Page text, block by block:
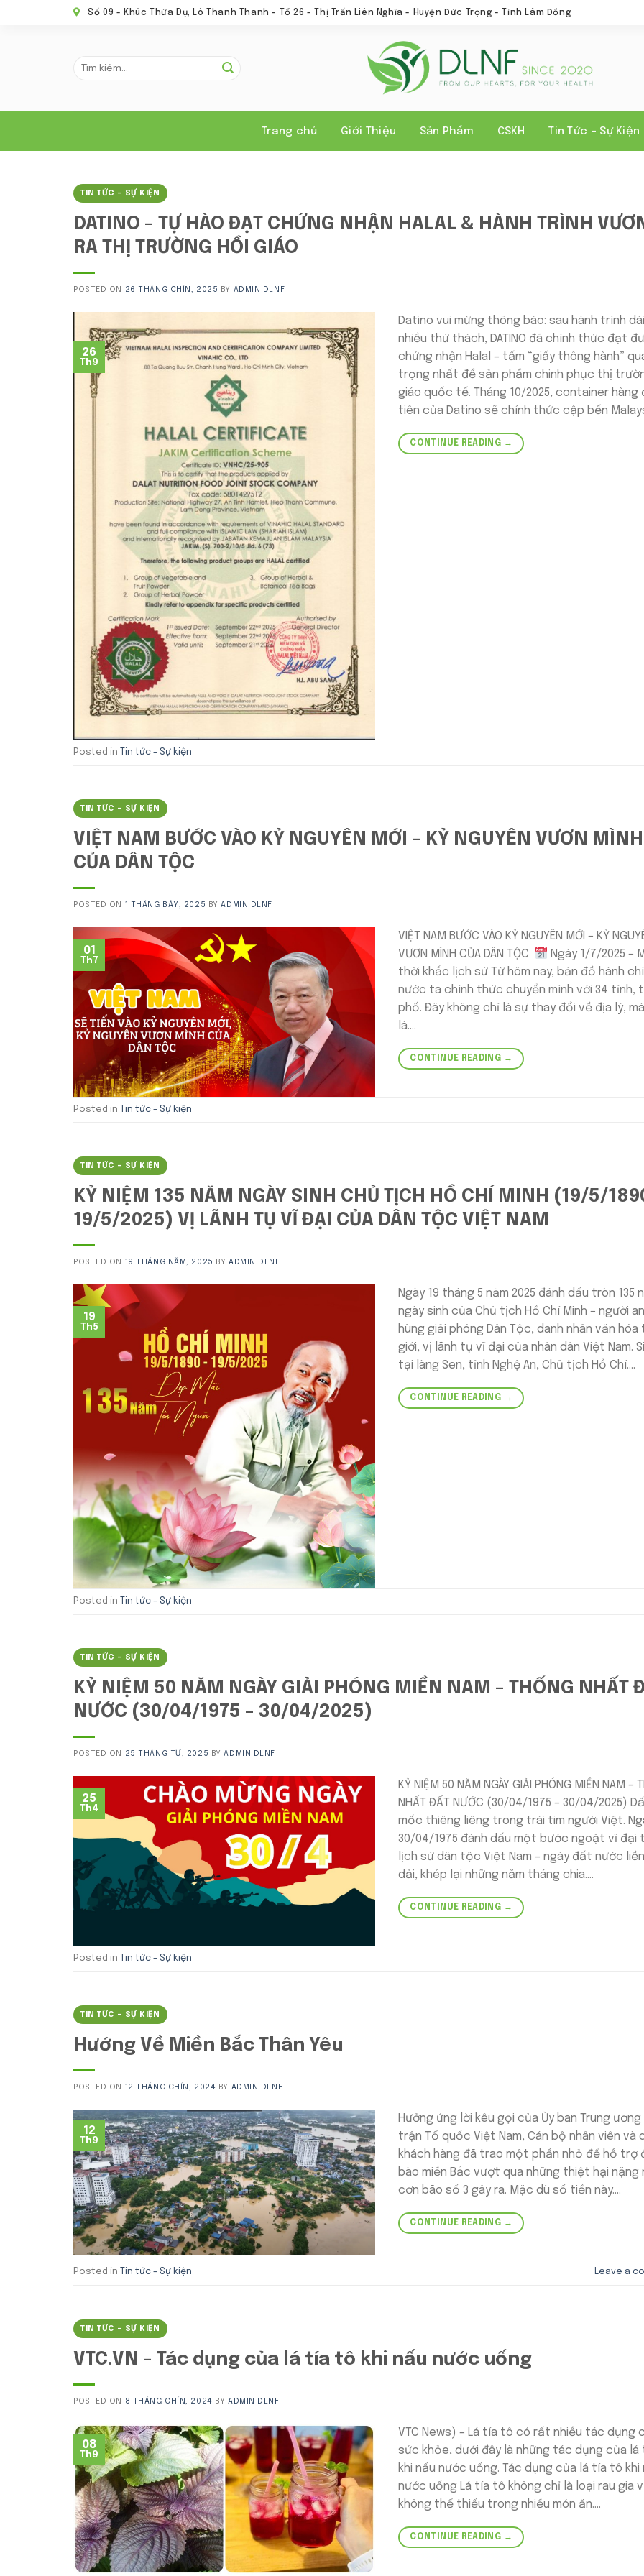
Số 09 - Khúc Thừa Dụ, Lô Thanh Thanh - Tổ 26 - Thị Trấn Liên Nghĩa - Huyện Đức Trọng - Tỉnh Lâm Đồng
Tìm
Trang chủ Giới Thiệu Sản Phẩm CSKH Tin Tức – Sự Kiện
TIN TỨC - SỰ KIỆN
DATINO – TỰ HÀO ĐẠT CHỨNG NHẬN HALAL & HÀNH TRÌNH
RA THỊ TRƯỜNG HỒI GIÁO
POSTED ON 26 THÁNG CHÍN, 2025 BY ADMIN DLNF
26
Th9
Datino vui mừng thông báo: sau hành trình
nhiều thử thách, DATINO đã chính thức đạt
chứng nhận Halal – tấm “giấy thông hành”
trọng nhất để sản phẩm chinh phục thị
giáo quốc tế. Tháng 10/2025, container hàng
tiên của Datino sẽ chính thức cập bến
CONTINUE READING →
Posted in Tin tức - Sự kiện
TIN TỨC - SỰ KIỆN
VIỆT NAM BƯỚC VÀO KỶ NGUYÊN MỚI – KỶ NGUYÊN VƯƠN MÌNH
CỦA DÂN TỘC
POSTED ON 1 THÁNG BẢY, 2025 BYADMIN DLNF
01
Th7
VIỆT NAM BƯỚC VÀO KỶ NGUYÊN MỚI – KỶ
VƯƠN MÌNH CỦA DÂN TỘC
Ngày 1/7/2025 –
thời khắc lịch sử Từ hôm nay, bản đồ hành
nước ta chính thức chuyển mình với 34 tỉnh,
phố. Đây không chỉ là sự thay đổi về địa lý,
là….
CONTINUE READING →
Posted in Tin tức - Sự kiện
TIN TỨC - SỰ KIỆN
KỶ NIỆM 135 NĂM NGÀY SINH CHỦ TỊCH HỒ CHÍ MINH (19/5/
19/5/2025) VỊ LÃNH TỤ VĨ ĐẠI CỦA DÂN TỘC VIỆT NAM
POSTED ON 19 THÁNG NĂM, 2025 BY ADMIN DLNF
19
Th5
Ngày 19 tháng 5 năm 2025 đánh dấu tròn 135
ngày sinh của Chủ tịch Hồ Chí Minh – người
hùng giải phóng Dân Tộc, danh nhân văn hóa
giới, vị lãnh tụ vĩ đại của nhân dân Việt Nam.
tại làng Sen, tỉnh Nghệ An, Chủ tịch Hồ Chí….
CONTINUE READING →
Posted in Tin tức - Sự kiện
TIN TỨC - SỰ KIỆN
KỶ NIỆM 50 NĂM NGÀY GIẢI PHÓNG MIỀN NAM – THỐNG NHẤT
NƯỚC (30/04/1975 – 30/04/2025)
POSTED ON 25 THÁNG TƯ, 2025 BYADMIN DLNF
25
Th4
KỶ NIỆM 50 NĂM NGÀY GIẢI PHÓNG MIỀN NAM –
NHẤT ĐẤT NƯỚC (30/04/1975 – 30/04/2025)
mốc thiêng liêng trong trái tim người Việt.
30/04/1975 đánh dấu một bước ngoặt vĩ đại
lịch sử dân tộc Việt Nam – ngày đất nước
dải, khép lại những năm tháng chia….
CONTINUE READING →
Posted in Tin tức - Sự kiện
TIN TỨC - SỰ KIỆN
Hướng Về Miền Bắc Thân Yêu
POSTED ON 12 THÁNG CHÍN, 2024 BY ADMIN DLNF
12
Th9
Hưởng ứng lời kêu gọi của Ủy ban Trung
trận Tổ quốc Việt Nam, Cán bộ nhân viên và
khách hàng đã trao một phần nhỏ để hỗ trợ
bào miền Bắc vượt qua những thiệt hại nặng
cơn bão số 3 gây ra. Mặc dù số tiền này….
CONTINUE READING →
Posted in Tin tức - Sự kiện Leave a
TIN TỨC - SỰ KIỆN
VTC.VN – Tác dụng của lá tía tô khi nấu nước uống
POSTED ON 8 THÁNG CHÍN, 2024 BY ADMIN DLNF
08
Th9
VTC News) – Lá tía tô có rất nhiều tác dụng
sức khỏe, dưới đây là những tác dụng của
khi nấu nước uống. Tác dụng của lá tía tô khi
nước uống Lá tía tô không chỉ là loại rau gia
không thể thiếu trong nhiều món ăn….
CONTINUE READING →